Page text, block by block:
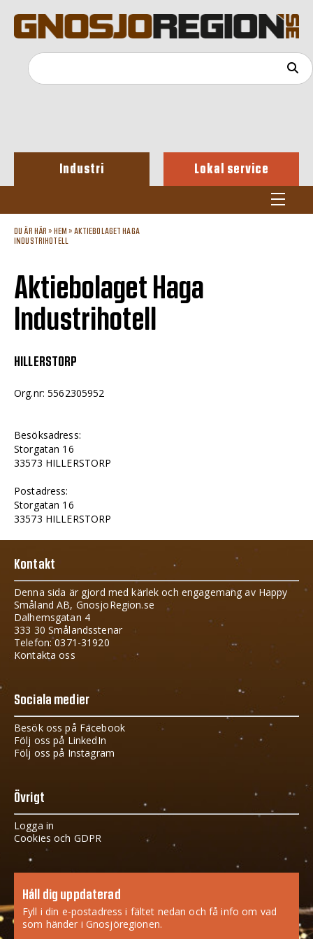
Industri Lokal service
DU ÄR HÄR » HEM » AKTIEBOLAGET HAGA
INDUSTRIHOTELL
Aktiebolaget Haga
Industrihotell
HILLERSTORP
Org.nr: 5562305952
Besöksadress:
Storgatan 16
33573 HILLERSTORP
Postadress:
Storgatan 16
33573 HILLERSTORP
Kontakt
Denna sida är gjord med kärlek och engagemang av Happy
Småland AB, GnosjoRegion.se
Dalhemsgatan 4
333 30 Smålandsstenar
Telefon: 0371-31920
Kontakta oss
Sociala medier
Besök oss på Facebook
Följ oss på LinkedIn
Följ oss på Instagram
Övrigt
Logga in
Cookies och GDPR
Håll dig uppdaterad
Fyll i din e-postadress i fältet nedan och få info om vad
som händer i Gnosjöregionen.